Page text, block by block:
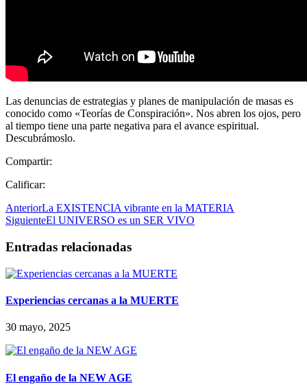
Las denuncias de estrategias y planes de manipulación de masas es
conocido como «Teorías de Conspiración». Nos abren los ojos, pero
al tiempo tiene una parte negativa para el avance espiritual.
Descubrámoslo.
Compartir:
Calificar:
AnteriorLa EXISTENCIA vibrante en la MATERIA
SiguienteEl UNIVERSO es un SER VIVO
Entradas relacionadas
Experiencias cercanas a la MUERTE
30 mayo, 2025
El engaño de la NEW AGE